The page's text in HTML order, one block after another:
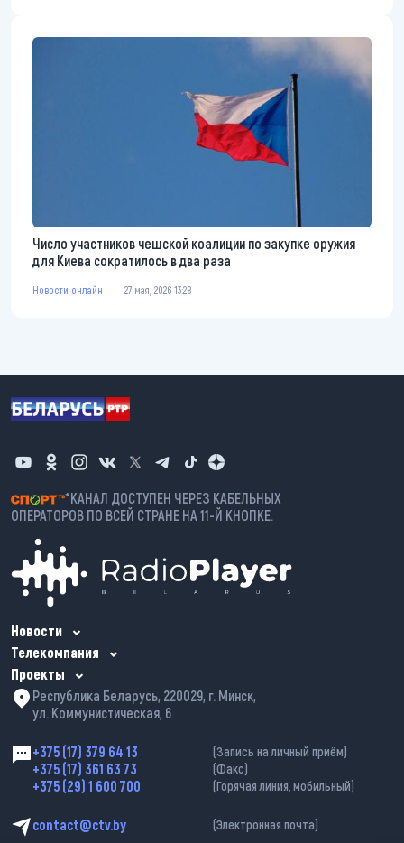
Число участников чешской коалиции по закупке оружия
для Киева сократилось в два раза
Новости онлайн 27 мая, 2026 13:28
*КАНАЛ ДОСТУПЕН ЧЕРЕЗ КАБЕЛЬНЫХ
ОПЕРАТОРОВ ПО ВСЕЙ СТРАНЕ НА 11-Й КНОПКЕ.
Новости
Телекомпания
Проекты
Республика Беларусь, 220029, г. Минск,
ул. Коммунистическая, 6
+375 (17) 379 64 13 (Запись на личный приём)
+375 (17) 361 63 73 (Факс)
+375 (29) 1 600 700 (Горячая линия, мобильный)
contact@ctv.by (Электронная почта)